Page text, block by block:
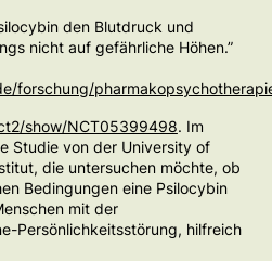
den Blutdruck und
nicht auf gefährliche Höhen.”
forschung/
show/NCT05399498. Im
Studie von der University of
die untersuchen möchte, ob
Bedingungen eine Psilocybin
mit der
Persönlichkeitsstörung, hilfreich